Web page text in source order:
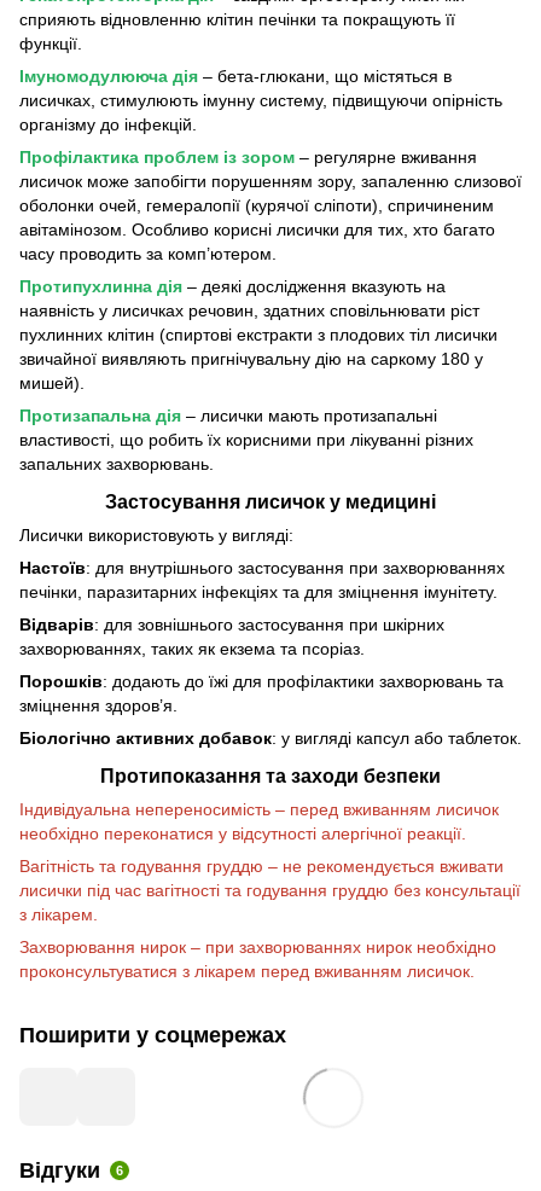
сприяють відновленню клітин печінки та покращують її
функції.
Імуномодулююча дія – бета-глюкани, що містяться в
лисичках, стимулюють імунну систему, підвищуючи опірність
організму до інфекцій.
Профілактика проблем із зором – регулярне вживання
лисичок може запобігти порушенням зору, запаленню слизової
оболонки очей, гемералопії (курячої сліпоти), спричиненим
авітамінозом. Особливо корисні лисички для тих, хто багато
часу проводить за комп’ютером.
Протипухлинна дія – деякі дослідження вказують на
наявність у лисичках речовин, здатних сповільнювати ріст
пухлинних клітин (спиртові екстракти з плодових тіл лисички
звичайної виявляють пригнічувальну дію на саркому 180 у
мишей).
Протизапальна дія – лисички мають протизапальні
властивості, що робить їх корисними при лікуванні різних
запальних захворювань.
Застосування лисичок у медицині
Лисички використовують у вигляді:
Настоїв: для внутрішнього застосування при захворюваннях
печінки, паразитарних інфекціях та для зміцнення імунітету.
Відварів: для зовнішнього застосування при шкірних
захворюваннях, таких як екзема та псоріаз.
Порошків: додають до їжі для профілактики захворювань та
зміцнення здоров’я.
Біологічно активних добавок: у вигляді капсул або таблеток.
Протипоказання та заходи безпеки
Індивідуальна непереносимість – перед вживанням лисичок
необхідно переконатися у відсутності алергічної реакції.
Вагітність та годування груддю – не рекомендується вживати
лисички під час вагітності та годування груддю без консультації
з лікарем.
Захворювання нирок – при захворюваннях нирок необхідно
проконсультуватися з лікарем перед вживанням лисичок.
Поширити у соцмережах
Відгуки 6